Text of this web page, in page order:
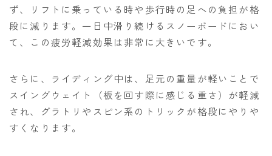
ず、リフトに乗っている時や歩行時の足への負担が格
段に減ります。一日中滑り続けるスノーボードにおい
て、この疲労軽減効果は非常に大きいです。
さらに、ライディング中は、足元の重量が軽いことで
スイングウェイト（板を回す際に感じる重さ）が軽減
され、グラトリやスピン系のトリックが格段にやりや
すくなります。